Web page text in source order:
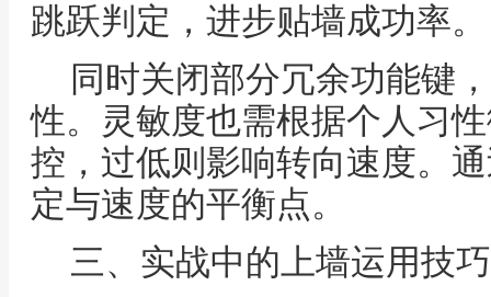
跳跃判定，进步贴墙成功率。
同时关闭部分冗余功能键
性。灵敏度也需根据个人习
控，过低则影响转向速度。
定与速度的平衡点。
三、实战中的上墙运用技巧